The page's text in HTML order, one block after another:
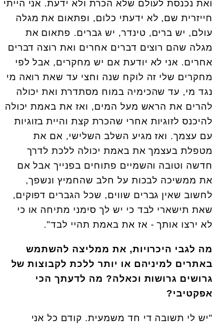
ואת נכנסת לעולם שלא הכרת ולא ידעת. אני הייתי
חייזרית שם, לא ידעתי כלום, ופתאום את מגלה
עולם, יש ברים, טינדר, יש גברים. פתאום את
מגלה שהם רוצים דברים אחרים ואת רוצה דברים
אחרים. אני לא יודעת אם יש מחקרים, אבל לפי
מחקרים שלי זה לוקח שנה וחצי עד שאת רואה מי
נגד מי, עד שהכימיה במוח מסתדרת ואת יכולה
להרים את הראש מעל המים, ואז את באמת יכולה
להיכנס לזוגיות אחרי שהכרת קצת והיית בזוגיות
עם עצמך. ואז מגיע השלב השלישי, אם את
מטפלת בעצמך את באמת יכולה ללכת לדרך
חדשה וטובה והשמיים פתוחים בפנייך אבל אם
את ממשיכה לבכות על חלב שהחמיץ ונשפך,
לחשוב שאין גברים שווים, שכל הגברים דפוקים,
שאת תישארי לבד כי יש לך סימני מתיחה או כי
לא ירצו אותך - אז את באמת תהיי לבד".
מה לגבי היכרויות, את ממליצה להשתמש
באתרים למיניהם או יותר ללכת לקבוצות של
גרושים גרושות וכאלה? מה לדעתך הכי
אפקטיבי?
"יש לי תשובה די חד משמעית. קודם כל אני